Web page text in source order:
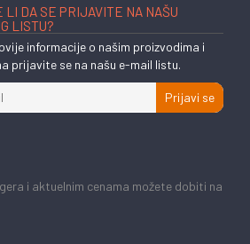
LI DA SE PRIJAVITE NA NAŠU
LISTU?
informacije o našim proizvodima i
prijavite se na našu e-mail listu.
Prijavi se
i aktuelnim cenama možete dobiti na